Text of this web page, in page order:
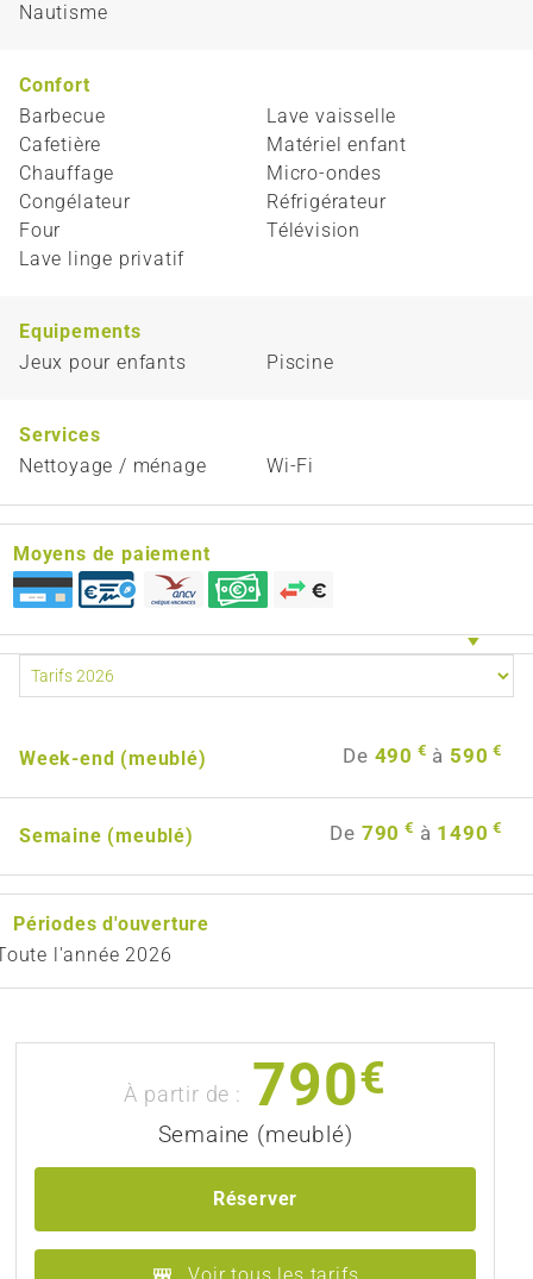
Nautisme
Confort
Barbecue
Cafetière
Chauffage
Congélateur
Four
Lave linge privatif
Lave vaisselle
Matériel enfant
Micro-ondes
Réfrigérateur
Télévision
Equipements
Jeux pour enfants
Piscine
Services
Nettoyage / ménage
Wi-Fi
Moyens de paiement
Week-end (meublé) De 490 € à 590 €
Semaine (meublé) De 790 € à 1490 €
Périodes d'ouverture
l'année 2026
À partir de : 790€
Semaine (meublé)
Réserver